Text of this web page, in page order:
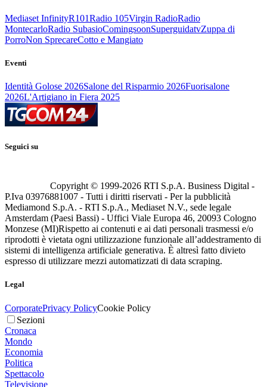
Mediaset InfinityR101Radio 105Virgin RadioRadio
MontecarloRadio SubasioComingsoonSuperguidatvZuppa di
PorroNon SprecareCotto e Mangiato
Eventi
Identità Golose 2026Salone del Risparmio 2026Fuorisalone
2026L'Artigiano in Fiera 2025
Seguici su
Copyright © 1999-2026 RTI S.p.A. Business Digital -
P.Iva 03976881007 - Tutti i diritti riservati - Per la pubblicità
Mediamond S.p.A. - RTI S.p.A., Mediaset N.V., sede legale
Amsterdam (Paesi Bassi) - Uffici Viale Europa 46, 20093 Cologno
Monzese (MI)Rispetto ai contenuti e ai dati personali trasmessi e/o
riprodotti è vietata ogni utilizzazione funzionale all’addestramento di
sistemi di intelligenza artificiale generativa. È altresì fatto divieto
espresso di utilizzare mezzi automatizzati di data scraping.
Legal
CorporatePrivacy PolicyCookie Policy
Sezioni
Cronaca
Mondo
Economia
Politica
Spettacolo
Televisione